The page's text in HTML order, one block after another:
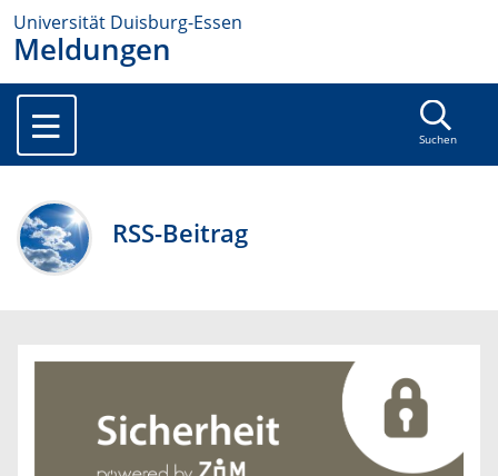
Universität Duisburg-Essen
Meldungen
Suchen
RSS-Beitrag